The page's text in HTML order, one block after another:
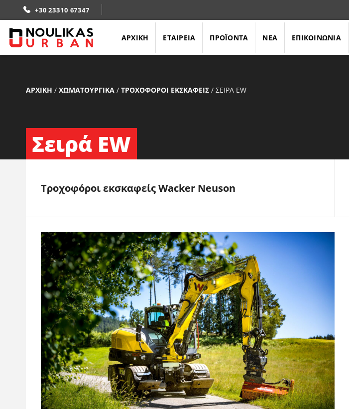
+30 23310 67347
ΑΡΧΙΚΗ ΕΤΑΙΡΕΙΑ ΠΡΟΪΟΝΤΑ ΝΕΑ ΕΠΙΚΟΙΝΩΝΙΑ
ΑΡΧΙΚΗ / ΧΩΜΑΤΟΥΡΓΙΚΑ / ΤΡΟΧΟΦΟΡΟΙ ΕΚΣΚΑΦΕΙΣ / ΣΕΙΡΆ EW
Σειρά EW
Τροχοφόροι εκσκαφείς Wacker Neuson